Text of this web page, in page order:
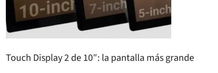
Touch Display 2 de 10″: la pantalla más grande